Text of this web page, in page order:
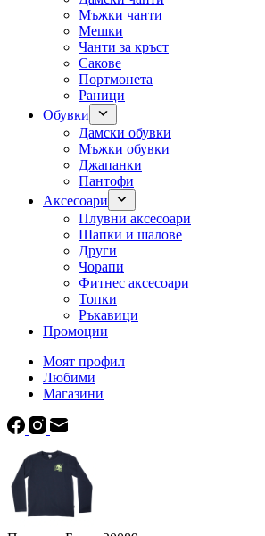
Мъжки чанти
Мешки
Чанти за кръст
Сакове
Портмонета
Раници
Обувки
Дамски обувки
Мъжки обувки
Джапанки
Пантофи
Аксесоари
Плувни аксесоари
Шапки и шалове
Други
Чорапи
Фитнес аксесоари
Топки
Ръкавици
Промоции
Моят профил
Любими
Магазини